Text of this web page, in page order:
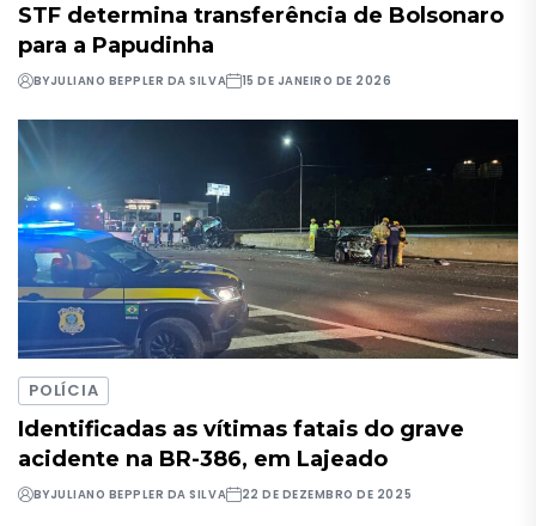
STF determina transferência de Bolsonaro
para a Papudinha
BYJULIANO BEPPLER DA SILVA 15 DE JANEIRO DE 2026
POLÍCIA
Identificadas as vítimas fatais do grave
acidente na BR-386, em Lajeado
BYJULIANO BEPPLER DA SILVA 22 DE DEZEMBRO DE 2025